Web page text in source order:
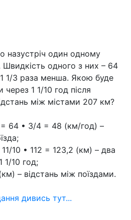
назустріч один одному
одного з них – 64
1/3 раза менша. Якою буде
через 1 1/10 год після
між містами 207 км?
64 • 3/4 = 48 (км/год) –
10 • 112 = 123,2 (км) – два
1/10 год;
– відстань між поїздами.
дивись тут...